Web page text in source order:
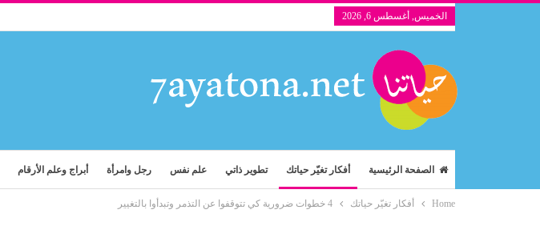
الخميس, أغسطس 6, 2026
الصفحة الرئيسية أفكار تغيّر حياتك تطوير ذاتي علم نفس رجل وامرأة أبراج وعلم الأرقام
Home أفكار تغيّر حياتك 4 خطوات ضرورية كي تتوقفوا عن التذمر وتبدأوا بالتغيير